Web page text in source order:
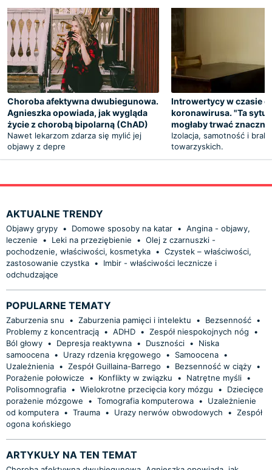
Choroba afektywna dwubiegunowa.
Agnieszka opowiada, jak wygląda
życie z chorobą bipolarną (ChAD)
Nawet lekarzom zdarza się mylić jej
objawy z depre
Introwertycy w czasie
koronawirusa. "Ta
mogłaby trwać
Izolacja, samotność i brak
towarzyskich.
AKTUALNE TRENDY
Objawy grypy • Domowe sposoby na katar • Angina - objawy,
leczenie
• Leki na przeziębienie • Olej z czarnuszki -
pochodzenie, właściwości, kosmetyka • Czystek – właściwości,
zastosowanie czystka •
Imbir - właściwości lecznicze i
odchudzające
POPULARNE TEMATY
Zaburzenia snu • Zaburzenia pamięci i intelektu • Bezsenność •
Problemy z koncentracją • ADHD • Zespół niespokojnych nóg
•
Ból głowy • Depresja reaktywna • Duszności •
Niska
samoocena • Urazy rdzenia kręgowego • Samoocena •
Uzależnienia • Zespół Guillaina-Barrego • Bezsenność w ciąży •
Porażenie połowicze
• Konflikty w związku • Natrętne myśli •
Polisomnografia • Wielokrotne przecięcia kory mózgu •
Dziecięce
porażenie mózgowe
• Tomografia komputerowa •
Uzależnienie
od komputera • Trauma • Urazy nerwów obwodowych • Zespół
ogona końskiego
ARTYKUŁY NA TEN TEMAT